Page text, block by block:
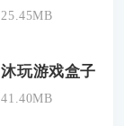
25.45MB
沐玩游戏盒子
41.40MB